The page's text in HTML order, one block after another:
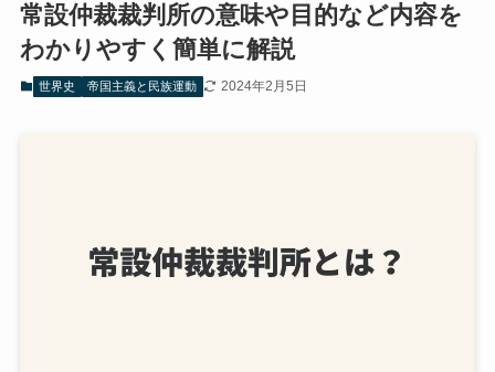
常設仲裁裁判所の意味や目的など内容を
わかりやすく簡単に解説
世界史 帝国主義と民族運動 2024年2月5日